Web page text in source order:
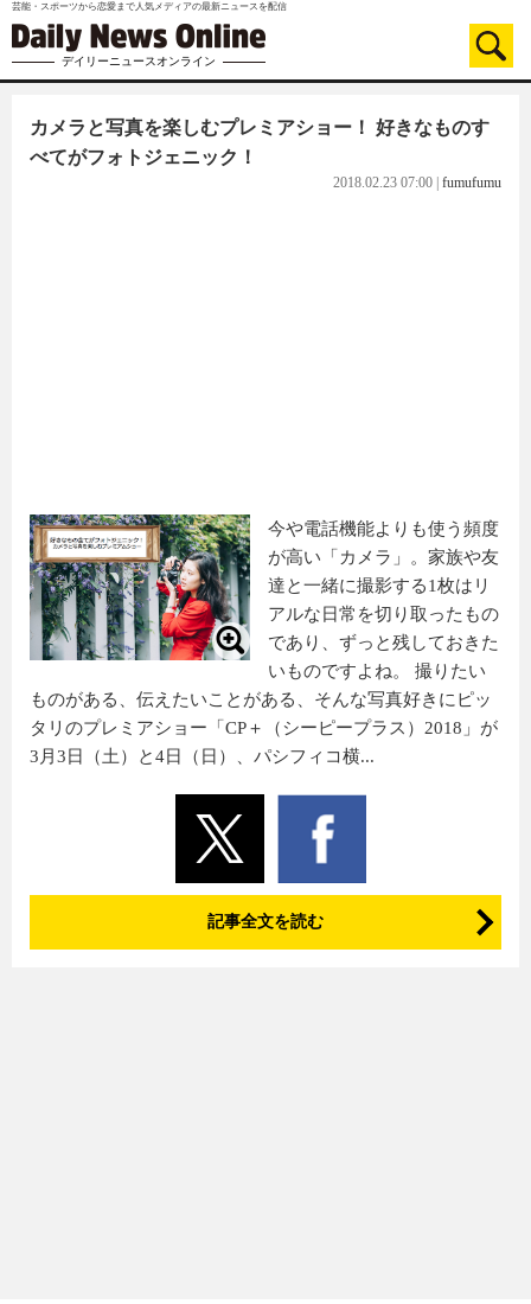
芸能・スポーツから恋愛まで人気メディアの最新ニュースを配信
デイリーニュースオンライン
カメラと写真を楽しむプレミアショー！ 好きなものす
べてがフォトジェニック！
2018.02.23 07:00 fumufumu
今や電話機能よりも使う頻度
が高い「カメラ」。家族や友
達と一緒に撮影する1枚はリ
アルな日常を切り取ったもの
であり、ずっと残しておきた
いものですよね。 撮りたい
ものがある、伝えたいことがある、そんな写真好きにピッ
タリのプレミアショー「CP＋（シーピープラス）2018」が
3月3日（土）と4日（日）、パシフィコ横...
記事全文を読む